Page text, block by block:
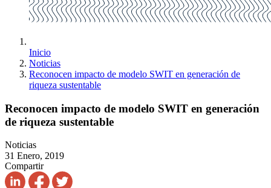
Inicio
Noticias
Reconocen impacto de modelo SWIT en generación de
riqueza sustentable
Reconocen impacto de modelo SWIT en generación
de riqueza sustentable
Noticias
31 Enero, 2019
Compartir